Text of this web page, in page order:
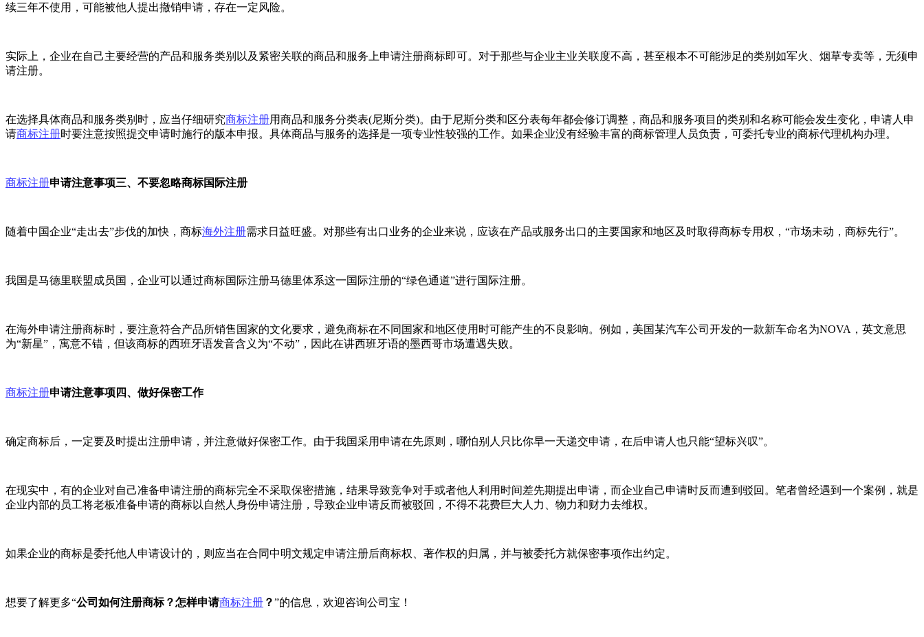
续三年不使用，可能被他人提出撤销申请，存在一定风险。
实际上，企业在自己主要经营的产品和服务类别以及紧密关联的商品和服务上申请注册商标即可。对于那些与企业主业关联度不高，甚至根本不可能涉足的类别如军火、烟草专卖等，无须申
请注册。
在选择具体商品和服务类别时，应当仔细研究商标注册用商品和服务分类表(尼斯分类)。由于尼斯分类和区分表每年都会修订调整，商品和服务项目的类别和名称可能会发生变化，申请人申
请商标注册时要注意按照提交申请时施行的版本申报。具体商品与服务的选择是一项专业性较强的工作。如果企业没有经验丰富的商标管理人员负责，可委托专业的商标代理机构办理。
商标注册申请注意事项三、不要忽略商标国际注册
随着中国企业“走出去”步伐的加快，商标海外注册需求日益旺盛。对那些有出口业务的企业来说，应该在产品或服务出口的主要国家和地区及时取得商标专用权，“市场未动，商标先行”。
我国是马德里联盟成员国，企业可以通过商标国际注册马德里体系这一国际注册的“绿色通道”进行国际注册。
在海外申请注册商标时，要注意符合产品所销售国家的文化要求，避免商标在不同国家和地区使用时可能产生的不良影响。例如，美国某汽车公司开发的一款新车命名为NOVA，英文意思
为“新星”，寓意不错，但该商标的西班牙语发音含义为“不动”，因此在讲西班牙语的墨西哥市场遭遇失败。
商标注册申请注意事项四、做好保密工作
确定商标后，一定要及时提出注册申请，并注意做好保密工作。由于我国采用申请在先原则，哪怕别人只比你早一天递交申请，在后申请人也只能“望标兴叹”。
在现实中，有的企业对自己准备申请注册的商标完全不采取保密措施，结果导致竞争对手或者他人利用时间差先期提出申请，而企业自己申请时反而遭到驳回。笔者曾经遇到一个案例，就是
企业内部的员工将老板准备申请的商标以自然人身份申请注册，导致企业申请反而被驳回，不得不花费巨大人力、物力和财力去维权。
如果企业的商标是委托他人申请设计的，则应当在合同中明文规定申请注册后商标权、著作权的归属，并与被委托方就保密事项作出约定。
想要了解更多“公司如何注册商标？怎样申请商标注册 ？”的信息，欢迎咨询公司宝！